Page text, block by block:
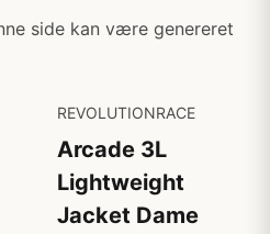
side kan være genereret
REVOLUTIONRACE
Arcade 3L
Lightweight
Jacket Dame